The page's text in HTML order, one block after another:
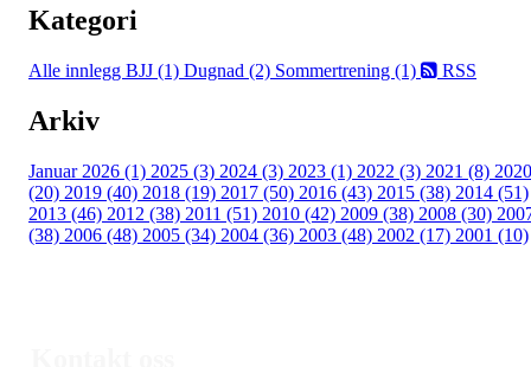
Kategori
Alle innlegg BJJ (1) Dugnad (2) Sommertrening (1) RSS
Arkiv
Januar 2026 (1) 2025 (3) 2024 (3) 2023 (1) 2022 (3) 2021 (8) 2020
(20) 2019 (40) 2018 (19) 2017 (50) 2016 (43) 2015 (38) 2014 (51)
2013 (46) 2012 (38) 2011 (51) 2010 (42) 2009 (38) 2008 (30)
(38) 2006 (48) 2005 (34) 2004 (36) 2003 (48) 2002 (17) 2001 (10)